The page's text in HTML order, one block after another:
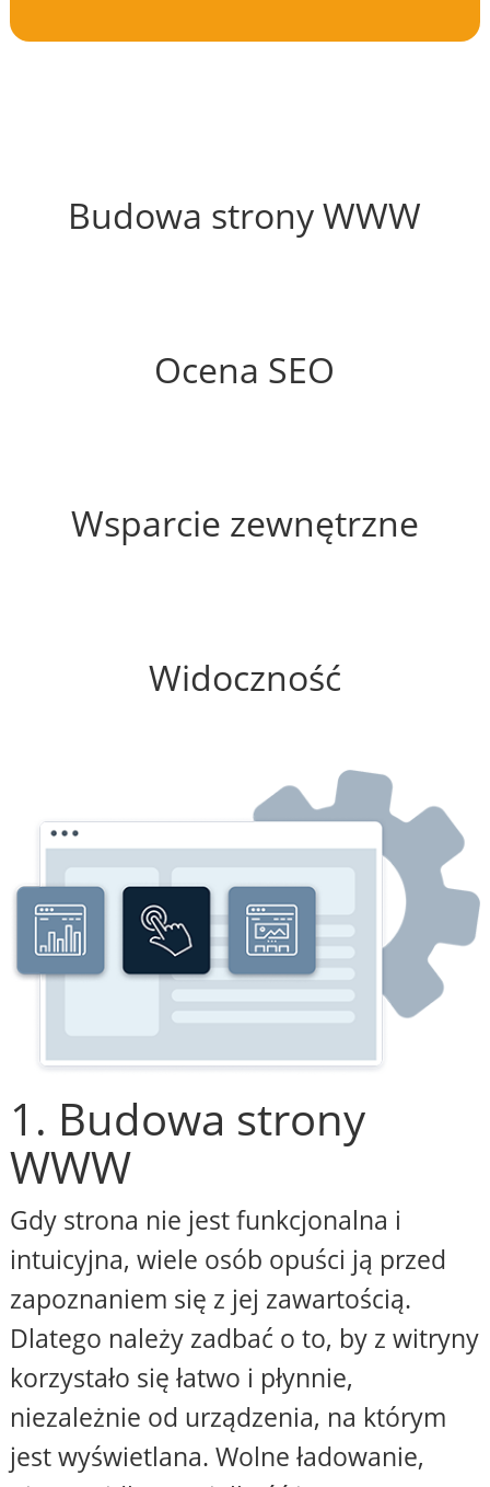
Budowa strony WWW
Ocena SEO
Wsparcie zewnętrzne
Widoczność
1. Budowa strony
WWW
Gdy strona nie jest funkcjonalna i
intuicyjna, wiele osób opuści ją przed
zapoznaniem się z jej zawartością.
Dlatego należy zadbać o to, by z witryny
korzystało się łatwo i płynnie,
niezależnie od urządzenia, na którym
jest wyświetlana. Wolne ładowanie,